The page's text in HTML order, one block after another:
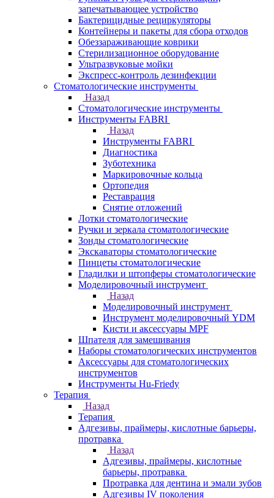
запечатывающее устройство
Бактерицидные рециркуляторы
Контейнеры и пакеты для сбора отходов
Обеззараживающие коврики
Стерилизационное оборудование
Ультразвуковые мойки
Экспресс-контроль дезинфекции
Стоматологические инструменты
Назад
Стоматологические инструменты
Инструменты FABRI
Назад
Инструменты FABRI
Диагностика
Зуботехника
Маркировочные кольца
Ортопедия
Реставрация
Снятие отложений
Лотки стоматологические
Ручки и зеркала стоматологические
Зонды стоматологические
Экскаваторы стоматологические
Пинцеты стоматологические
Гладилки и штопферы стоматологические
Моделировочный инструмент
Назад
Моделировочный инструмент
Инструмент моделировочный YDM
Кисти и аксессуары MPF
Шпателя для замешивания
Наборы стоматологических инструментов
Аксессуары для стоматологических
инструментов
Инструменты Hu-Friedy
Терапия
Назад
Терапия
Адгезивы, праймеры, кислотные барьеры,
протравка
Назад
Адгезивы, праймеры, кислотные
барьеры, протравка
Протравка для дентина и эмали зубов
Адгезивы IV поколения